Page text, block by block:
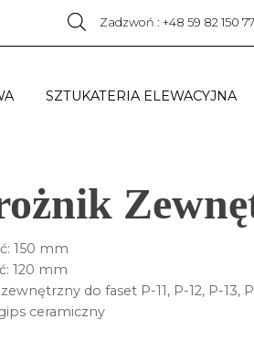
Zadzwoń : +48 59 82 150 77
SZTUKATERIA ELEWACYJNA
150 mm
120 mm
do faset P-11, P-12, P-13,
ceramiczny